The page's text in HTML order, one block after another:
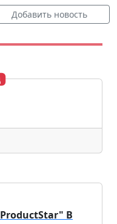
Добавить новость
В